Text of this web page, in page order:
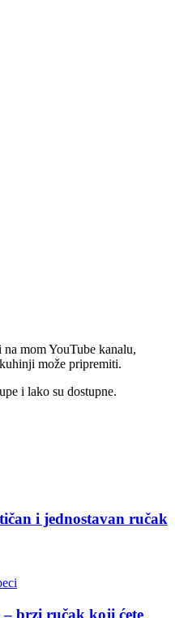
mom YouTube kanalu,
može pripremiti.
i lako su dostupne.
i jednostavan ručak
brzi ručak koji ćete